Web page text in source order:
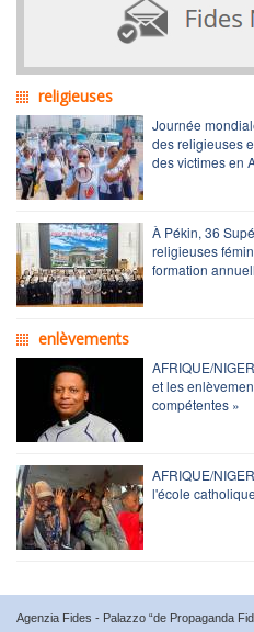
religieuses
Journée
des religieuses
des victimes en
À Pékin, 36
religieuses
formation
enlèvements
AFRIQUE/
et les
compétentes »
AFRIQUE/
l'école
Agenzia Fides - Palazzo “de Propaganda